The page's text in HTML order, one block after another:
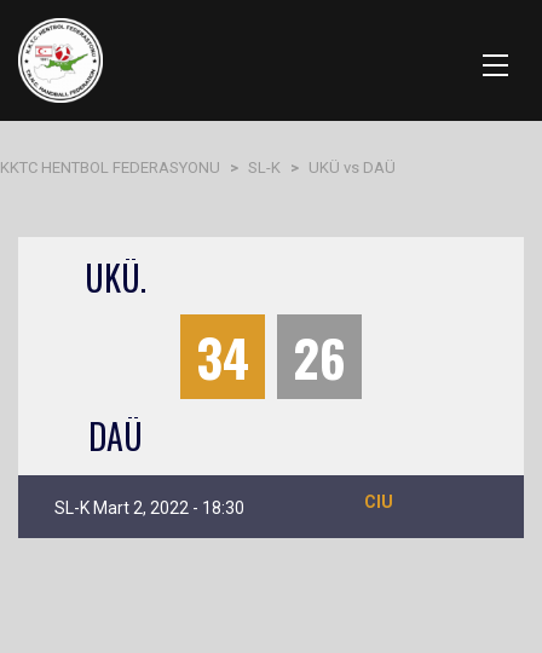
KKTC HENTBOL FEDERASYONU > SL-K > UKÜ vs DAÜ
UKÜ.
34 26
DAÜ
SL-K Mart 2, 2022 - 18:30 CIU